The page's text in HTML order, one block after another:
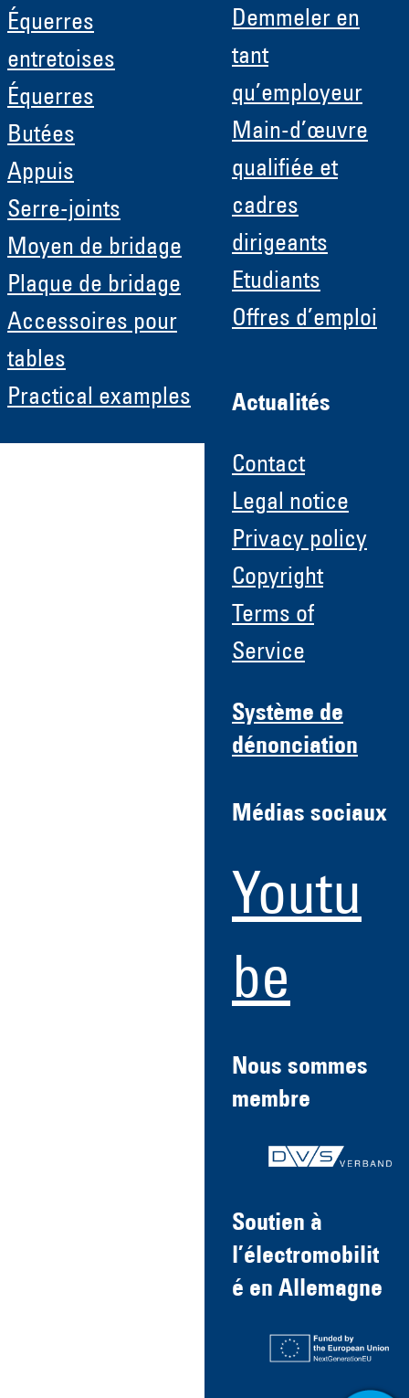
Équerres
entretoises
Équerres
Butées
Appuis
Serre-joints
Moyen de bridage
Plaque de bridage
Accessoires pour
tables
Practical examples
Demmeler en
tant
qu’employeur
Main-d’œuvre
qualifiée et
cadres
dirigeants
Etudiants
Offres d’emploi
Actualités
Contact
Legal notice
Privacy policy
Copyright
Terms of
Service
Système de
dénonciation
Médias sociaux
Youtu
be
Nous sommes
membre
Soutien à
l’électromobilit
é en Allemagne